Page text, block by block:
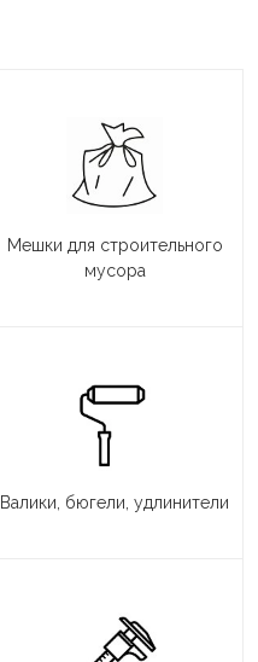
Мешки для строительного
мусора
Валики, бюгели, удлинители